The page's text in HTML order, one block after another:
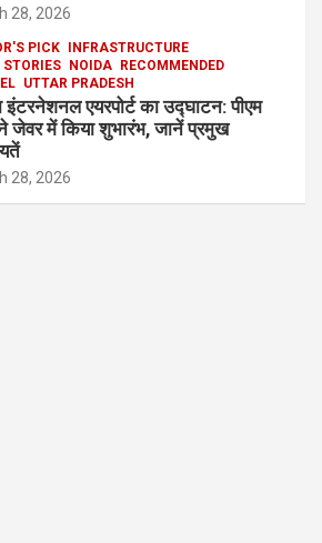
28, 2026
PICK
INFRASTRUCTURE
NOIDA
RECOMMENDED
UTTAR PRADESH
इंटरनेशनल एयरपोर्ट का उद्घाटन: पीएम
ने जेवर में किया शुभारंभ, जानें प्रमुख
28, 2026